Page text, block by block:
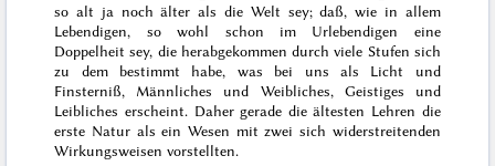
so alt ja noch älter als die Welt sey; daß, wie in allem
Lebendigen, so wohl schon im Urlebendigen eine
Doppelheit sey, die herabgekommen durch viele Stufen sich
zu dem bestimmt habe, was bei uns als Licht und
Finsterniß, Männliches und Weibliches, Geistiges und
Leibliches erscheint. Daher gerade die ältesten Lehren die
erste Natur als ein Wesen mit zwei sich widerstreitenden
Wirkungsweisen vorstellten.